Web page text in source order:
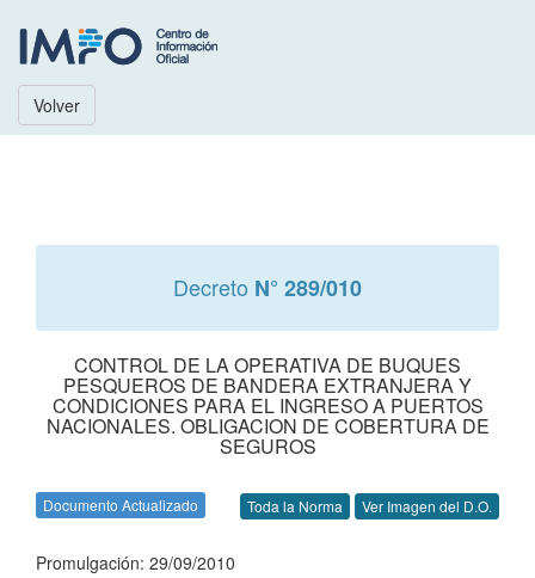
Volver
Decreto N° 289/010
CONTROL DE LA OPERATIVA DE BUQUES
PESQUEROS DE BANDERA EXTRANJERA Y
CONDICIONES PARA EL INGRESO A PUERTOS
NACIONALES. OBLIGACION DE COBERTURA DE
SEGUROS
Documento Actualizado Toda la Norma Ver Imagen del D.O.
Promulgación: 29/09/2010